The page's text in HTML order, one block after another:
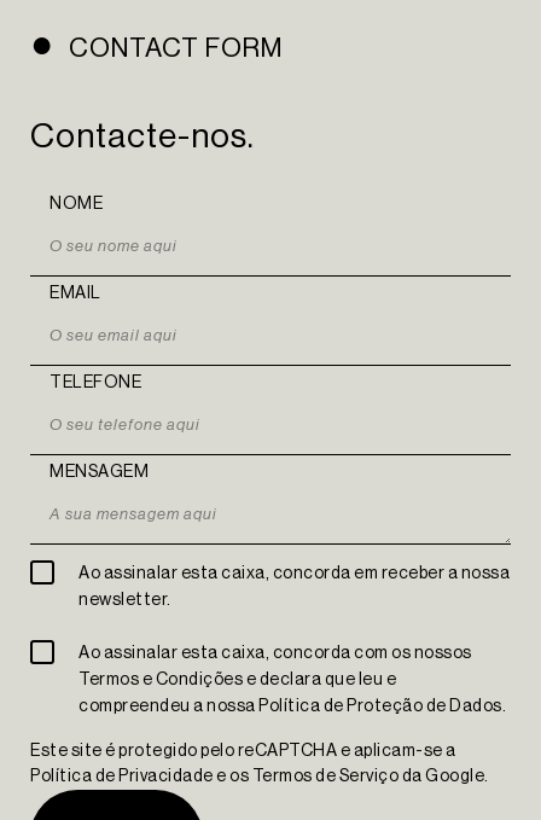
INSTAGRAM
PT
The Yard Tagus
CONTACT FORM
Contacte-nos.
NOME
EMAIL
TELEFONE
MENSAGEM
Ao assinalar esta caixa, concorda em receber a nossa
newsletter.
Ao assinalar esta caixa, concorda com os nossos
Termos e Condições e declara que leu e
compreendeu a nossa Política de Proteção de Dados.
Este site é protegido pelo reCAPTCHA e aplicam-se a
Política de Privacidade e os Termos de Serviço da Google.